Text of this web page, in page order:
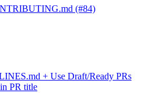
(#84)
+ Use Draft/Ready PRs
PR title